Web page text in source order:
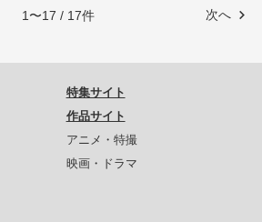
次へ
1〜17 / 17件
特集サイト
作品サイト
アニメ・特撮
映画・ドラマ